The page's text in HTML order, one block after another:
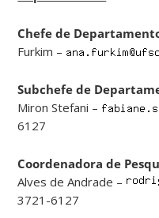
Chefe de
Furkim –
Subchefe de
Miron Stefani –
6127
Coordenadora de
Alves de Andrade –
3721-6127